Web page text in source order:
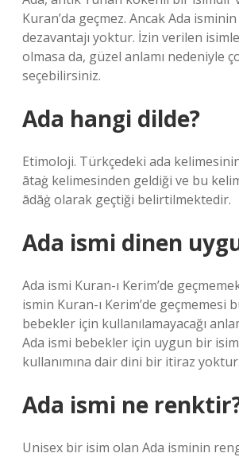
Kuran’da geçmez. Ancak Ada
dezavantajı yoktur. İzin verilen
olmasa da, güzel anlamı nedeniyle
seçebilirsiniz.
Ada hangi dilde?
Etimoloji. Türkçedeki ada
ātaġ kelimesinden geldiği ve bu
ādāġ olarak geçtiği belirtilmektedir.
Ada ismi dinen
Ada ismi Kuran-ı Kerim’de
ismin Kuran-ı Kerim’de geçmemesi
bebekler için kullanılamayacağı
Ada ismi bebekler için uygun bir
kullanımına dair dini bir itiraz yoktur.
Ada ismi ne
Unisex bir isim olan Ada isminin